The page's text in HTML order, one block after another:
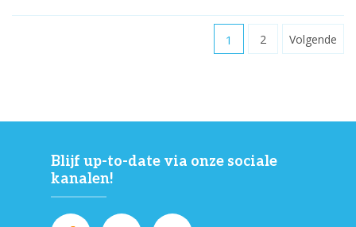
1 2 Volgende
Blijf up-to-date via onze sociale
kanalen!